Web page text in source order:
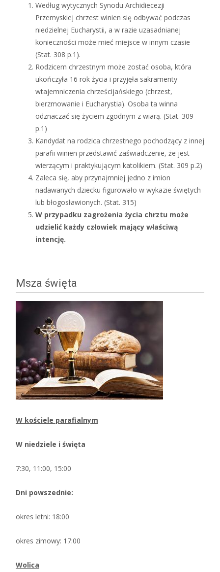
Według wytycznych Synodu Archidiecezji
Przemyskiej chrzest winien się odbywać podczas
niedzielnej Eucharystii, a w razie uzasadnianej
konieczności może mieć miejsce w innym czasie
(Stat. 308 p.1).
Rodzicem chrzestnym może zostać osoba, która
ukończyła 16 rok życia i przyjęła sakramenty
wtajemniczenia chrześcijańskiego (chrzest,
bierzmowanie i Eucharystia). Osoba ta winna
odznaczać się życiem zgodnym z wiarą. (Stat. 309
p.1)
Kandydat na rodzica chrzestnego pochodzący z innej
parafii winien przedstawić zaświadczenie, że jest
wierzącym i praktykującym katolikiem. (Stat. 309 p.2)
Zaleca się, aby przynajmniej jedno z imion
nadawanych dziecku figurowało w wykazie świętych
lub błogosławionych. (Stat. 315)
W przypadku zagrożenia życia chrztu może
udzielić każdy człowiek mający właściwą
intencję.
Msza święta
W kościele parafialnym
W niedziele i święta
7:30, 11:00, 15:00
Dni powszednie:
okres letni: 18:00
okres zimowy: 17:00
Wolica